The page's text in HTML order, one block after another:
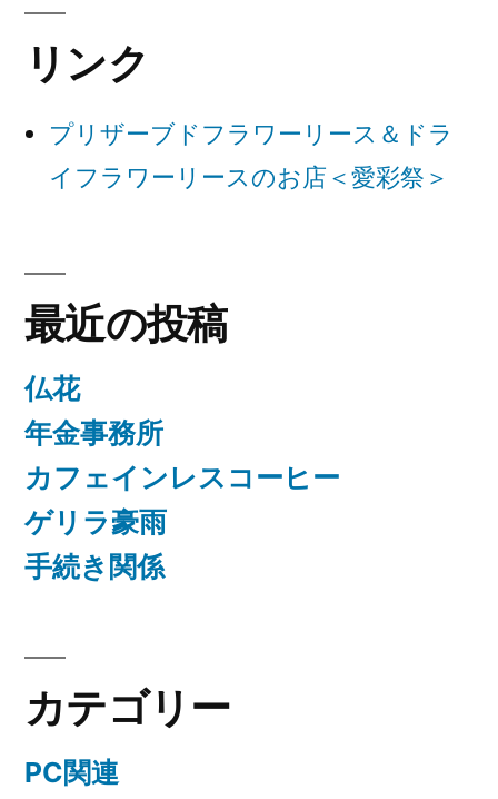
ー
シ
ョ
リンク
プリザーブドフラワーリース＆ドラ
イフラワーリースのお店＜愛彩祭＞
最近の投稿
仏花
年金事務所
カフェインレスコーヒー
ゲリラ豪雨
手続き関係
カテゴリー
PC関連